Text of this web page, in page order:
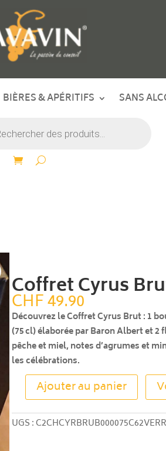
BIÈRES & APÉRITIFS SANS
Coffret Cyrus
CHF49.90
Découvrez le Coffret Cyrus Brut : 1
(75 cl) élaborée par Baron Albert et
pêche et miel, notes d’agrumes et
les célébrations.
quantité
Coffret
Ajouter au panier
UGS :